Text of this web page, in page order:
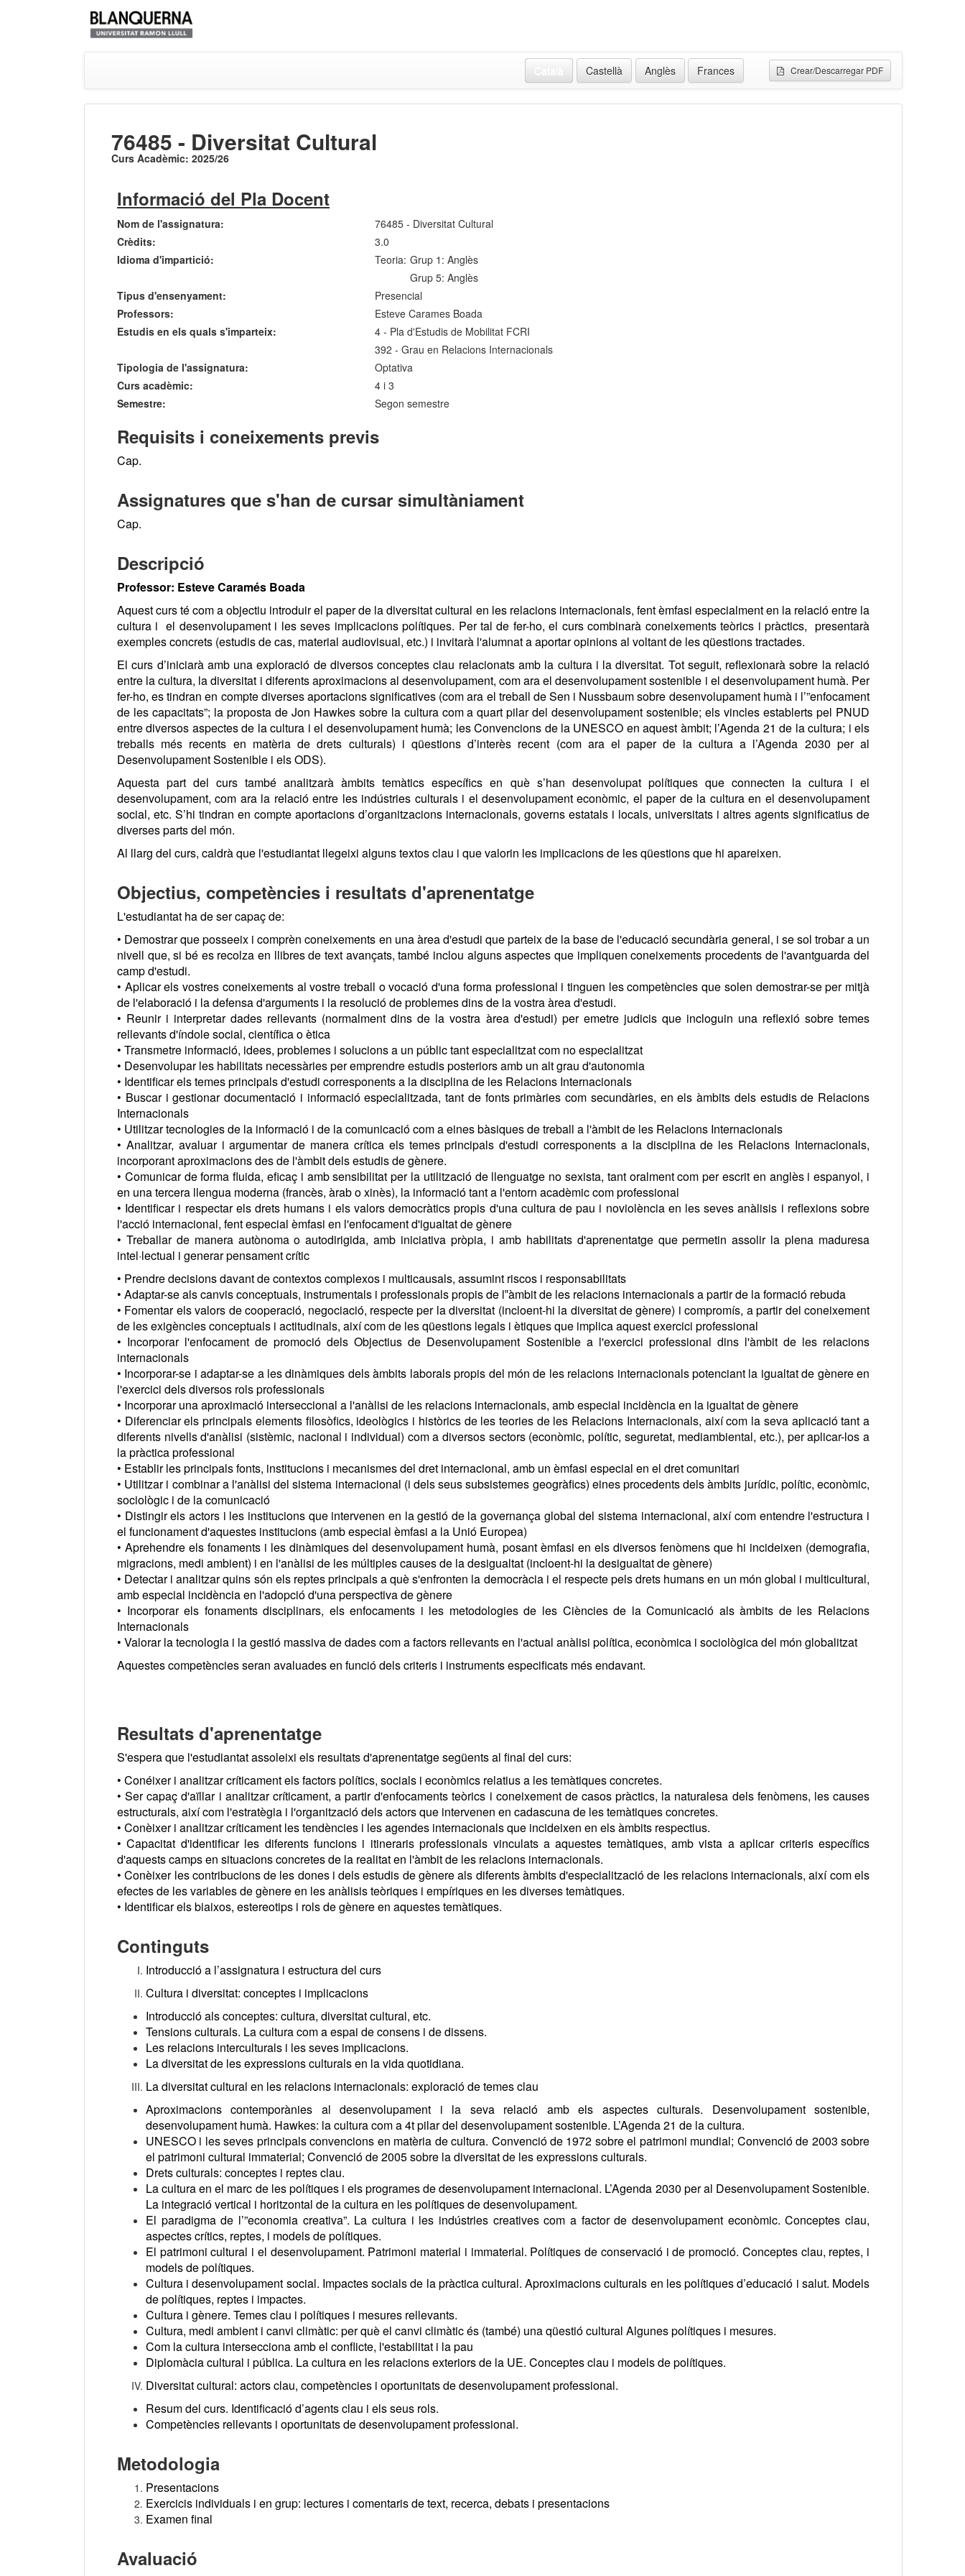
Crear/Descarregar PDF
Castellà Anglès Frances
76485 - Diversitat Cultural
Curs Acadèmic: 2025/26
Informació del Pla Docent
Nom de l'assignatura:
76485 - Diversitat Cultural
Crèdits:
3.0
Idioma d'impartició:
Teoria: Grup 1: Anglès
Grup 5: Anglès
Tipus d'ensenyament:
Presencial
Professors:
Esteve Carames Boada
Estudis en els quals s'imparteix:
4 - Pla d'Estudis de Mobilitat FCRI
392 - Grau en Relacions Internacionals
Tipologia de l'assignatura:
Optativa
Curs acadèmic:
4 i 3
Semestre:
Segon semestre
Requisits i coneixements previs
Cap.
Assignatures que s'han de cursar simultàniament
Cap.
Descripció
Professor: Esteve Caramés Boada
Aquest curs té com a objectiu introduir el paper de la diversitat cultural en les relacions internacionals, fent èmfasi especialment en la relació entre la
cultura i el desenvolupament i les seves implicacions polítiques. Per tal de fer-ho, el curs combinarà coneixements teòrics i pràctics, presentarà
exemples concrets (estudis de cas, material audiovisual, etc.) i invitarà l'alumnat a aportar opinions al voltant de les qüestions tractades.
El curs d’iniciarà amb una exploració de diversos conceptes clau relacionats amb la cultura i la diversitat. Tot seguit, reflexionarà sobre la relació
entre la cultura, la diversitat i diferents aproximacions al desenvolupament, com ara el desenvolupament sostenible i el desenvolupament humà. Per
fer-ho, es tindran en compte diverses aportacions significatives (com ara el treball de Sen i Nussbaum sobre desenvolupament humà i l’”enfocament
de les capacitats”; la proposta de Jon Hawkes sobre la cultura com a quart pilar del desenvolupament sostenible; els vincles establerts pel PNUD
entre diversos aspectes de la cultura i el desenvolupament humà; les Convencions de la UNESCO en aquest àmbit; l’Agenda 21 de la cultura; i els
treballs més recents en matèria de drets culturals) i qüestions d’interès recent (com ara el paper de la cultura a l’Agenda 2030 per al
Desenvolupament Sostenible i els ODS).
Aquesta part del curs també analitzarà àmbits temàtics específics en què s’han desenvolupat polítiques que connecten la cultura i el
desenvolupament, com ara la relació entre les indústries culturals i el desenvolupament econòmic, el paper de la cultura en el desenvolupament
social, etc. S’hi tindran en compte aportacions d’organitzacions internacionals, governs estatals i locals, universitats i altres agents significatius de
diverses parts del món.
Al llarg del curs, caldrà que l'estudiantat llegeixi alguns textos clau i que valorin les implicacions de les qüestions que hi apareixen.
Objectius, competències i resultats d'aprenentatge
L'estudiantat ha de ser capaç de:
• Demostrar que posseeix i comprèn coneixements en una àrea d'estudi que parteix de la base de l'educació secundària general, i se sol trobar a un
nivell que, si bé es recolza en llibres de text avançats, també inclou alguns aspectes que impliquen coneixements procedents de l'avantguarda del
camp d'estudi.
• Aplicar els vostres coneixements al vostre treball o vocació d'una forma professional i tinguen les competències que solen demostrar-se per mitjà
de l'elaboració i la defensa d'arguments i la resolució de problemes dins de la vostra àrea d'estudi.
• Reunir i interpretar dades rellevants (normalment dins de la vostra àrea d'estudi) per emetre judicis que incloguin una reflexió sobre temes
rellevants d'índole social, científica o ètica
• Transmetre informació, idees, problemes i solucions a un públic tant especialitzat com no especialitzat
• Desenvolupar les habilitats necessàries per emprendre estudis posteriors amb un alt grau d'autonomia
• Identificar els temes principals d'estudi corresponents a la disciplina de les Relacions Internacionals
• Buscar i gestionar documentació i informació especialitzada, tant de fonts primàries com secundàries, en els àmbits dels estudis de Relacions
Internacionals
• Utilitzar tecnologies de la informació i de la comunicació com a eines bàsiques de treball a l'àmbit de les Relacions Internacionals
• Analitzar, avaluar i argumentar de manera crítica els temes principals d'estudi corresponents a la disciplina de les Relacions Internacionals,
incorporant aproximacions des de l'àmbit dels estudis de gènere.
• Comunicar de forma fluida, eficaç i amb sensibilitat per la utilització de llenguatge no sexista, tant oralment com per escrit en anglès i espanyol, i
en una tercera llengua moderna (francès, àrab o xinès), la informació tant a l'entorn acadèmic com professional
• Identificar i respectar els drets humans i els valors democràtics propis d'una cultura de pau i noviolència en les seves anàlisis i reflexions sobre
l'acció internacional, fent especial èmfasi en l'enfocament d'igualtat de gènere
• Treballar de manera autònoma o autodirigida, amb iniciativa pròpia, i amb habilitats d'aprenentatge que permetin assolir la plena maduresa
intel·lectual i generar pensament crític
• Prendre decisions davant de contextos complexos i multicausals, assumint riscos i responsabilitats
• Adaptar-se als canvis conceptuals, instrumentals i professionals propis de l‟àmbit de les relacions internacionals a partir de la formació rebuda
• Fomentar els valors de cooperació, negociació, respecte per la diversitat (incloent-hi la diversitat de gènere) i compromís, a partir del coneixement
de les exigències conceptuals i actitudinals, així com de les qüestions legals i ètiques que implica aquest exercici professional
• Incorporar l'enfocament de promoció dels Objectius de Desenvolupament Sostenible a l'exercici professional dins l'àmbit de les relacions
internacionals
• Incorporar-se i adaptar-se a les dinàmiques dels àmbits laborals propis del món de les relacions internacionals potenciant la igualtat de gènere en
l'exercici dels diversos rols professionals
• Incorporar una aproximació interseccional a l'anàlisi de les relacions internacionals, amb especial incidència en la igualtat de gènere
• Diferenciar els principals elements filosòfics, ideològics i històrics de les teories de les Relacions Internacionals, així com la seva aplicació tant a
diferents nivells d'anàlisi (sistèmic, nacional i individual) com a diversos sectors (econòmic, polític, seguretat, mediambiental, etc.), per aplicar-los a
la pràctica professional
• Establir les principals fonts, institucions i mecanismes del dret internacional, amb un èmfasi especial en el dret comunitari
• Utilitzar i combinar a l'anàlisi del sistema internacional (i dels seus subsistemes geogràfics) eines procedents dels àmbits jurídic, polític, econòmic,
sociològic i de la comunicació
• Distingir els actors i les institucions que intervenen en la gestió de la governança global del sistema internacional, així com entendre l'estructura i
el funcionament d'aquestes institucions (amb especial èmfasi a la Unió Europea)
• Aprehendre els fonaments i les dinàmiques del desenvolupament humà, posant èmfasi en els diversos fenòmens que hi incideixen (demografia,
migracions, medi ambient) i en l'anàlisi de les múltiples causes de la desigualtat (incloent-hi la desigualtat de gènere)
• Detectar i analitzar quins són els reptes principals a què s'enfronten la democràcia i el respecte pels drets humans en un món global i multicultural,
amb especial incidència en l'adopció d'una perspectiva de gènere
• Incorporar els fonaments disciplinars, els enfocaments i les metodologies de les Ciències de la Comunicació als àmbits de les Relacions
Internacionals
• Valorar la tecnologia i la gestió massiva de dades com a factors rellevants en l'actual anàlisi política, econòmica i sociològica del món globalitzat
Aquestes competències seran avaluades en funció dels criteris i instruments especificats més endavant.
Resultats d'aprenentatge
S'espera que l'estudiantat assoleixi els resultats d'aprenentatge següents al final del curs:
• Conéixer i analitzar críticament els factors polítics, socials i econòmics relatius a les temàtiques concretes.
• Ser capaç d'aïllar i analitzar críticament, a partir d'enfocaments teòrics i coneixement de casos pràctics, la naturalesa dels fenòmens, les causes
estructurals, així com l'estratègia i l'organització dels actors que intervenen en cadascuna de les temàtiques concretes.
• Conèixer i analitzar críticament les tendències i les agendes internacionals que incideixen en els àmbits respectius.
• Capacitat d'identificar les diferents funcions i itineraris professionals vinculats a aquestes temàtiques, amb vista a aplicar criteris específics
d'aquests camps en situacions concretes de la realitat en l'àmbit de les relacions internacionals.
• Conèixer les contribucions de les dones i dels estudis de gènere als diferents àmbits d'especialització de les relacions internacionals, així com els
efectes de les variables de gènere en les anàlisis teòriques i empíriques en les diverses temàtiques.
• Identificar els biaixos, estereotips i rols de gènere en aquestes temàtiques.
Continguts
Introducció a l’assignatura i estructura del curs
Cultura i diversitat: conceptes i implicacions
Introducció als conceptes: cultura, diversitat cultural, etc.
Tensions culturals. La cultura com a espai de consens i de dissens.
Les relacions interculturals i les seves implicacions.
La diversitat de les expressions culturals en la vida quotidiana.
La diversitat cultural en les relacions internacionals: exploració de temes clau
Aproximacions contemporànies al desenvolupament i la seva relació amb els aspectes culturals. Desenvolupament sostenible,
desenvolupament humà. Hawkes: la cultura com a 4t pilar del desenvolupament sostenible. L’Agenda 21 de la cultura.
UNESCO i les seves principals convencions en matèria de cultura. Convenció de 1972 sobre el patrimoni mundial; Convenció de 2003 sobre
el patrimoni cultural immaterial; Convenció de 2005 sobre la diversitat de les expressions culturals.
Drets culturals: conceptes i reptes clau.
La cultura en el marc de les polítiques i els programes de desenvolupament internacional. L’Agenda 2030 per al Desenvolupament Sostenible.
La integració vertical i horitzontal de la cultura en les polítiques de desenvolupament.
El paradigma de l’”economia creativa”. La cultura i les indústries creatives com a factor de desenvolupament econòmic. Conceptes clau,
aspectes crítics, reptes, i models de polítiques.
El patrimoni cultural i el desenvolupament. Patrimoni material i immaterial. Polítiques de conservació i de promoció. Conceptes clau, reptes, i
models de polítiques.
Cultura i desenvolupament social. Impactes socials de la pràctica cultural. Aproximacions culturals en les polítiques d’educació i salut. Models
de polítiques, reptes i impactes.
Cultura i gènere. Temes clau i polítiques i mesures rellevants.
Cultura, medi ambient i canvi climàtic: per què el canvi climàtic és (també) una qüestió cultural Algunes polítiques i mesures.
Com la cultura intersecciona amb el conflicte, l'estabilitat i la pau
Diplomàcia cultural i pública. La cultura en les relacions exteriors de la UE. Conceptes clau i models de polítiques.
Diversitat cultural: actors clau, competències i oportunitats de desenvolupament professional.
Resum del curs. Identificació d’agents clau i els seus rols.
Competències rellevants i oportunitats de desenvolupament professional.
Metodologia
Presentacions
Exercicis individuals i en grup: lectures i comentaris de text, recerca, debats i presentacions
Examen final
Avaluació